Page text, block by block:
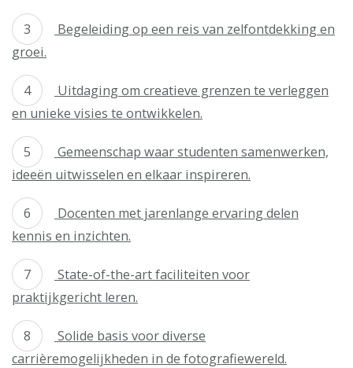
Begeleiding op een reis van zelfontdekking en
groei.
Uitdaging om creatieve grenzen te verleggen
en unieke visies te ontwikkelen.
Gemeenschap waar studenten samenwerken,
ideeën uitwisselen en elkaar inspireren.
Docenten met jarenlange ervaring delen
kennis en inzichten.
State-of-the-art faciliteiten voor
praktijkgericht leren.
Solide basis voor diverse
carrièremogelijkheden in de fotografiewereld.